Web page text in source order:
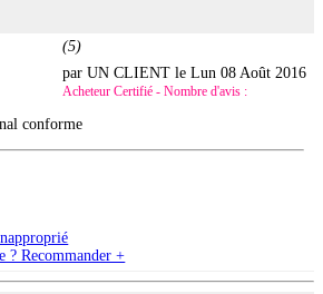
(5)
par UN CLIENT leLun 08 Août 2016
Acheteur Certifié - Nombre d'avis :
conforme
? Recommander +